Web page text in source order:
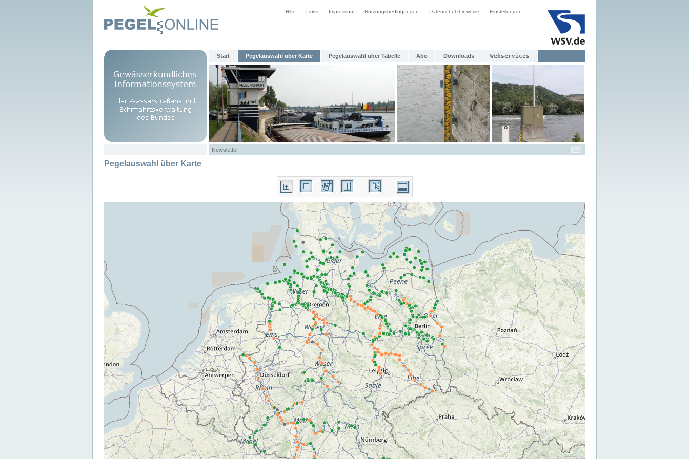
Hilfe Links Impressum Nutzungsbedingungen Datenschutzhinweise Einstellungen
Start Pegelauswahl über Karte Pegelauswahl über Tabelle Abo Downloads Webservices
Newsletter
Pegelauswahl über Karte